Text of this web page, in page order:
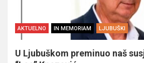
AKTUELNO IN MEMORIAM LJUBUŠKI
U Ljubuškom preminuo naš